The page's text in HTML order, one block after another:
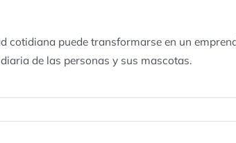
cotidiana puede transformarse en un
de las personas y sus mascotas.